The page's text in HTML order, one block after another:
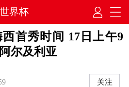
世界杯
西首秀时间 17日上午9
尔及利亚
关注